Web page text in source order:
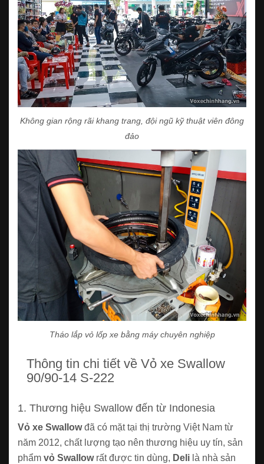
Không gian rộng rãi khang trang, đội ngũ kỹ thuật viên đông
đảo
Tháo lắp vỏ lốp xe bằng máy chuyên nghiệp
Thông tin chi tiết về Vỏ xe Swallow
90/90-14 S-222
1. Thương hiệu Swallow đến từ Indonesia
Vỏ xe Swallowđã có mặt tại thị trường Việt Nam từ
năm 2012, chất lượng tạo nên thương hiệu uy tín, sản
phẩm vỏ Swallow rất được tin dùng, Deli là nhà sản